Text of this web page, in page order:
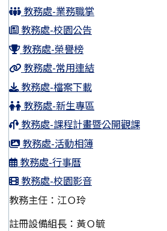
教務處-業務職掌
教務處-校園公告
教務處-榮譽榜
教務處-常用連結
教務處-檔案下載
教務處-新生專區
教務處-課程計畫暨公開觀課
教務處-活動相簿
教務處-行事曆
教務處-校園影音
教務主任：江Ｏ玲
註冊設備組長：黃Ｏ毓